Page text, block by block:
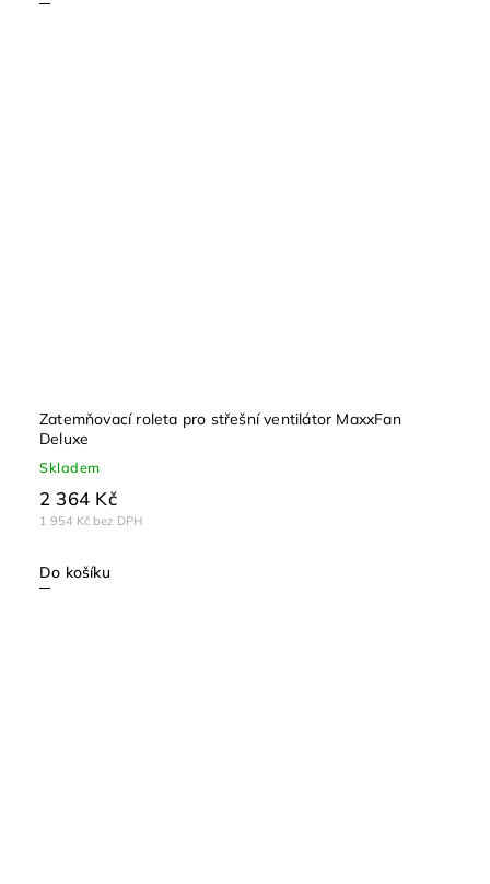
Zatemňovací roleta pro střešní ventilátor MaxxFan
Deluxe
Skladem
1 954 Kč bez DPH
2 364 Kč
Do košíku